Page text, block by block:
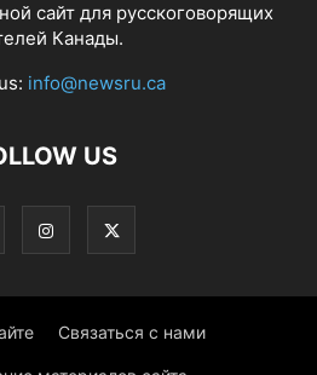
сайт для русскоговорящих
Канады.
info@newsru.ca
US
Связаться с нами